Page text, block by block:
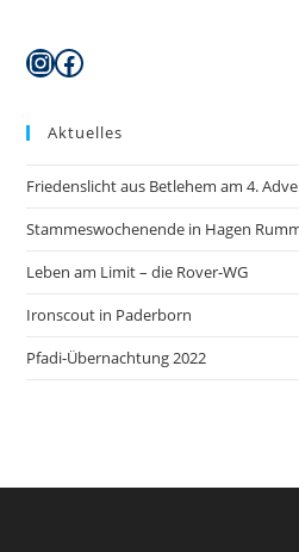
Instagram
Facebook
Aktuelles
Friedenslicht aus Betlehem am 4.
Stammeswochenende in Hagen
Leben am Limit – die Rover-WG
Ironscout in Paderborn
Pfadi-Übernachtung 2022